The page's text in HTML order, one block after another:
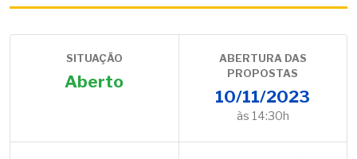
SITUAÇÃO
Aberto
ABERTURA DAS
PROPOSTAS
10/11/2023
às 14:30h